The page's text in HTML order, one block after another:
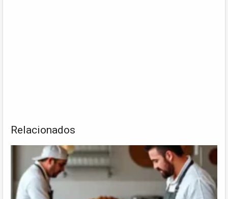
Relacionados